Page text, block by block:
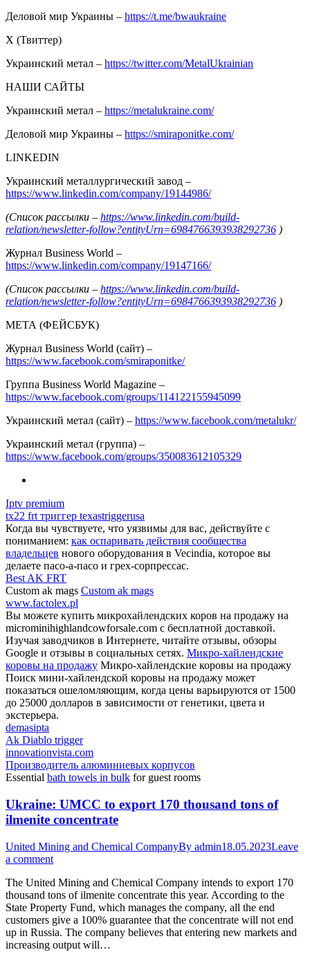
Деловой мир Украины – https://t.me/bwaukraine
Х (Твиттер)
Украинский метал – https://twitter.com/MetalUkrainian
НАШИ САЙТЫ
Украинский метал – https://metalukraine.com/
Деловой мир Украины – https://smiraponitke.com/
LINKEDIN
Украинский металлургический завод –
https://www.linkedin.com/company/19144986/
(Список рассылки – https://www.linkedin.com/build-
relation/newsletter-follow?entityUrn=6984766393938292736 )
Журнал Business World –
https://www.linkedin.com/company/19147166/
(Список рассылки – https://www.linkedin.com/build-
relation/newsletter-follow?entityUrn=6984766393938292736 )
МЕТА (ФЕЙСБУК)
Журнал Business World (сайт) –
https://www.facebook.com/smiraponitke/
Группа Business World Magazine –
https://www.facebook.com/groups/114122155945099
Украинский метал (сайт) – https://www.facebook.com/metalukr/
Украинский метал (группа) –
https://www.facebook.com/groups/350083612105329
Iptv premium
tx22 frt триггер texastriggerusa
Когда вы чувствуете, что уязвимы для вас, действуйте с
пониманием: как оспаривать действия сообщества
владельцев нового оборудования в Vecindia, которое вы
делаете пасо-а-пасо и грех-сорпрессас.
Best AK FRT
Custom ak mags Custom ak mags
www.factolex.pl
Вы можете купить микрохайлендских коров на продажу на
microminihighlandcowforsale.com с бесплатной доставкой.
Изучая заводчиков в Интернете, читайте отзывы, обзоры
Google и отзывы в социальных сетях. Микро-хайлендские
коровы на продажу Микро-хайлендские коровы на продажу
Поиск мини-хайлендской коровы на продажу может
показаться ошеломляющим, когда цены варьируются от 1500
до 25000 долларов в зависимости от генетики, цвета и
экстерьера.
demasipta
Ak Diablo trigger
innovationvista.com
Производитель алюминиевых корпусов
Essential bath towels in bulk for guest rooms
Ukraine: UMCC to export 170 thousand tons of
ilmenite concentrate
United Mining and Chemical CompanyBy admin18.05.2023Leave
a comment
The United Mining and Chemical Company intends to export 170
thousand tons of ilmenite concentrate this year. According to the
State Property Fund, which manages the company, all the end
customers give a 100% guarantee that the concentrate will not end
up in Russia. The company believes that entering new markets and
increasing output will…